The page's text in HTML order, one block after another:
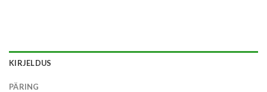
KIRJELDUS
PÄRING